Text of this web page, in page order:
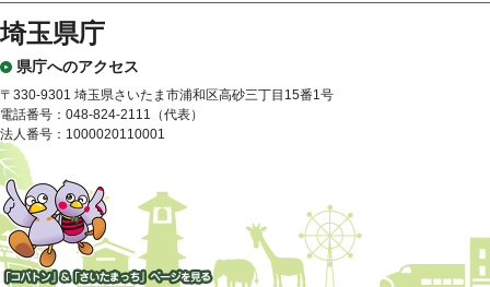
埼玉県庁
県庁へのアクセス
〒330-9301 埼玉県さいたま市浦和区高砂三丁目15番1号
電話番号：048-824-2111（代表）
法人番号：1000020110001
「コバトン」&「さいたまっ